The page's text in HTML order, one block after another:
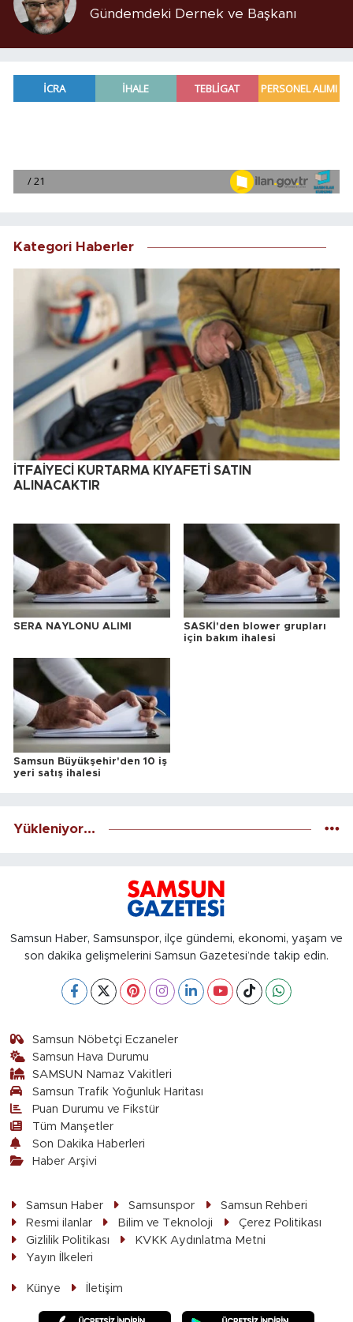
Gündemdeki Dernek ve Başkanı
Kategori Haberler
İTFAİYECİ KURTARMA KIYAFETİ SATIN
ALINACAKTIR
SERA NAYLONU ALIMI
SASKİ'den blower grupları
için bakım ihalesi
Samsun Büyükşehir'den 10 iş
yeri satış ihalesi
Yükleniyor...
Samsun Haber, Samsunspor, ilçe gündemi, ekonomi, yaşam ve
son dakika gelişmelerini Samsun Gazetesi’nde takip edin.
Samsun Nöbetçi Eczaneler
Samsun Hava Durumu
SAMSUN Namaz Vakitleri
Samsun Trafik Yoğunluk Haritası
Puan Durumu ve Fikstür
Tüm Manşetler
Son Dakika Haberleri
Haber Arşivi
Samsun Haber Samsunspor
Samsun Rehberi
Resmi ilanlar
Bilim ve Teknoloji
Çerez Politikası
Gizlilik Politikası
KVKK Aydınlatma Metni
Yayın İlkeleri
Künye İletişim